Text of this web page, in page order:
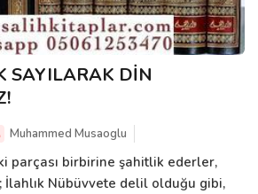
SAYILARAK DİN
Muhammed Musaoglu
parçası birbirine şahitlik ederler,
Nübüvvete delil olduğu gibi,